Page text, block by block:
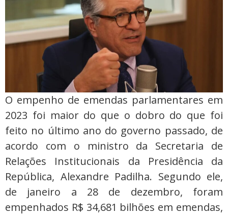
O empenho de emendas parlamentares em
2023 foi maior do que o dobro do que foi
feito no último ano do governo passado, de
acordo com o ministro da Secretaria de
Relações Institucionais da Presidência da
República, Alexandre Padilha. Segundo ele,
de janeiro a 28 de dezembro, foram
empenhados R$ 34,681 bilhões em emendas,